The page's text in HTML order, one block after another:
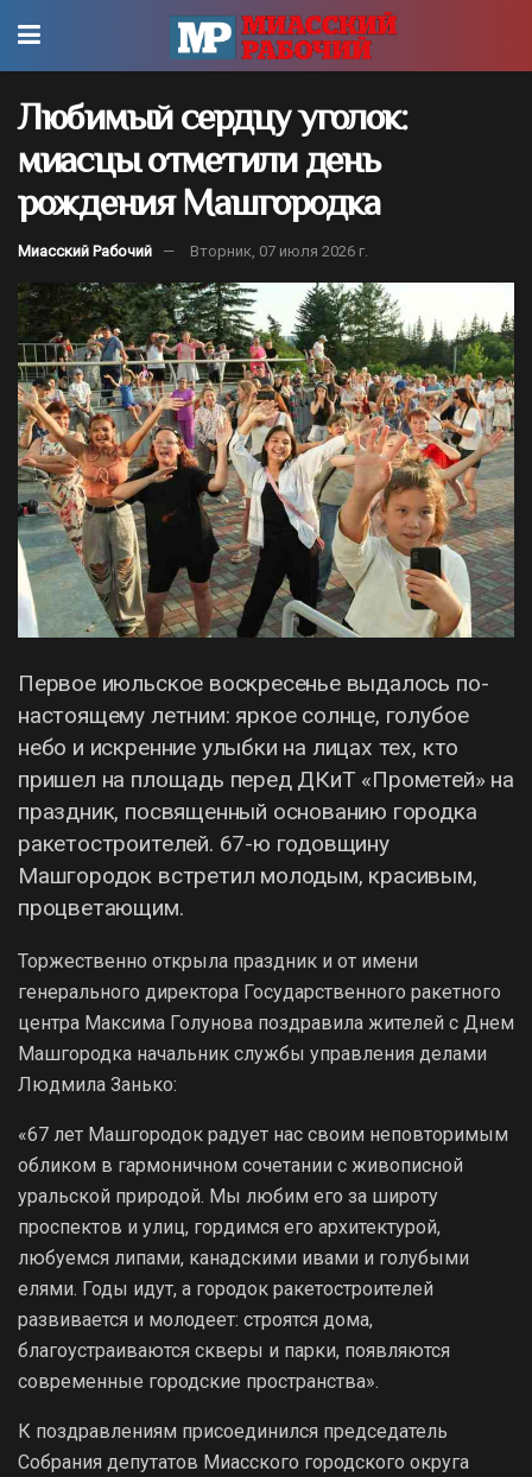
Любимый сердцу уголок:
миасцы отметили день
рождения Машгородка
Миасский Рабочий Вторник, 07 июля 2026 г.
Первое июльское воскресенье выдалось по-
настоящему летним: яркое солнце, голубое
небо и искренние улыбки на лицах тех, кто
пришел на площадь перед ДКиТ «Прометей» на
праздник, посвященный основанию городка
ракетостроителей. 67-ю годовщину
Машгородок встретил молодым, красивым,
процветающим.
Торжественно открыла праздник и от имени
генерального директора Государственного ракетного
центра Максима Голунова поздравила жителей с Днем
Машгородка начальник службы управления делами
Людмила Занько:
«67 лет Машгородок радует нас своим неповторимым
обликом в гармоничном сочетании с живописной
уральской природой. Мы любим его за широту
проспектов и улиц, гордимся его архитектурой,
любуемся липами, канадскими ивами и голубыми
елями. Годы идут, а городок ракетостроителей
развивается и молодеет: строятся дома,
благоустраиваются скверы и парки, появляются
современные городские пространства».
К поздравлениям присоединился председатель
Собрания депутатов Миасского городского округа